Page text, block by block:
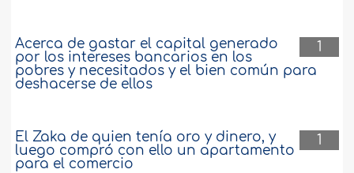
1
Acerca de gastar el capital generado
por los intereses bancarios en los
pobres y necesitados y el bien común para
deshacerse de ellos
1
El Zaka de quien tenía oro y dinero, y
luego compró con ello un apartamento
para el comercio